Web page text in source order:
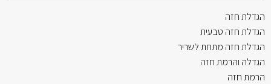
הגדלת חזה
הגדלת חזה טבעית
הגדלת חזה מתחת לשריר
הגדלה והרמת חזה
הרמת חזה